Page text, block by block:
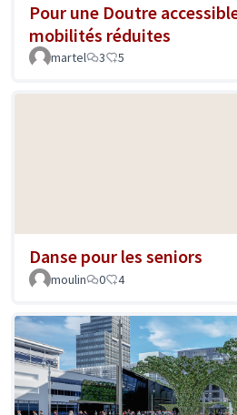
Pour une Doutre
mobilités réduites
martel 3 5
Danse pour les seniors
moulin
0 4